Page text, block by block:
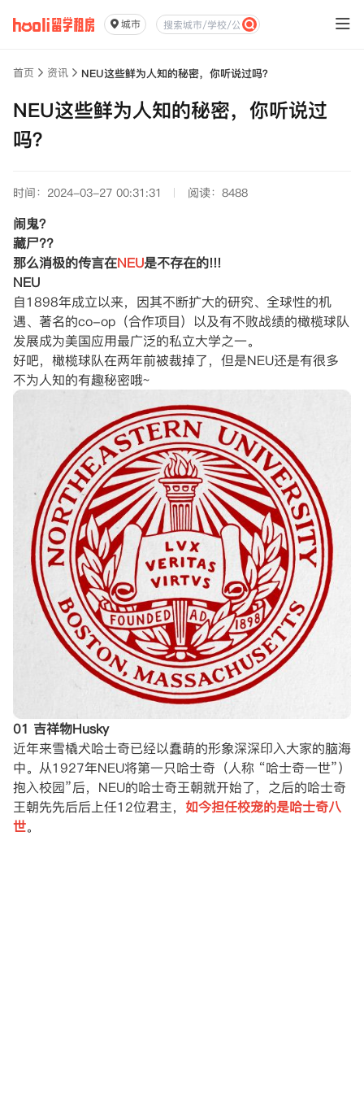
城市
首页 资讯 NEU这些鲜为人知的秘密，你听说过吗？
NEU这些鲜为人知的秘密，你听说过
吗？
时间：2024-03-27 00:31:31 阅读：8488
闹鬼？
藏尸??
那么消极的传言在NEU是不存在的!!!
NEU
自1898年成立以来，因其不断扩大的研究、全球性的机
遇、著名的co-op（合作项目）以及有不败战绩的橄榄球队
发展成为美国应用最广泛的私立大学之一。
好吧，橄榄球队在两年前被裁掉了，但是NEU还是有很多
不为人知的有趣秘密哦~
01 吉祥物Husky
近年来雪橇犬哈士奇已经以蠢萌的形象深深印入大家的脑海
中。从1927年NEU将第一只哈士奇（人称 “哈士奇一世”）
抱入校园”后，NEU的哈士奇王朝就开始了，之后的哈士奇
王朝先先后后上任12位君主， 如今担任校宠的是哈士奇八
世。